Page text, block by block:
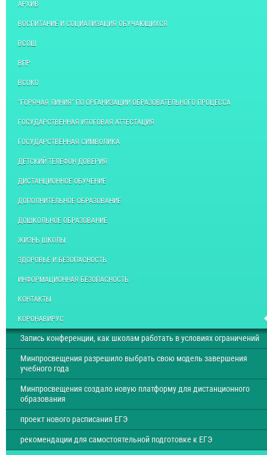
АРХИВ
ВОСПИТАНИЕ И СОЦИАЛИЗАЦИЯ ОБУЧАЮЩИХСЯ
ВСОШ
ВПР
ВСОКО
"ГОРЯЧАЯ ЛИНИЯ" ПО ОРГАНИЗАЦИИ ОБРАЗОВАТЕЛЬНОГО ПРОЦЕССА
ГОСУДАРСТВЕННАЯ ИТОГОВАЯ АТТЕСТАЦИЯ
ГОСУДАРСТВЕННАЯ СИМВОЛИКА
ДЕТСКИЙ ТЕЛЕФОН ДОВЕРИЯ
ДИСТАНЦИОННОЕ ОБУЧЕНИЕ
ДОПОЛНИТЕЛЬНОЕ ОБРАЗОВАНИЕ
ДОШКОЛЬНОЕ ОБРАЗОВАНИЕ
ЖИЗНЬ ШКОЛЫ
ЗДОРОВЬЕ И БЕЗОПАСНОСТЬ
ИНФОРМАЦИОННАЯ БЕЗОПАСНОСТЬ
КОНТАКТЫ
КОРОНАВИРУС
Запись конференции, как школам работать в условиях ограничений
Минпросвещения разрешило выбрать свою модель завершения
учебного года
Минпросвещения создало новую платформу для дистанционного
образования
проект нового расписания ЕГЭ
рекомендации для самостоятельной подготовке к ЕГЭ